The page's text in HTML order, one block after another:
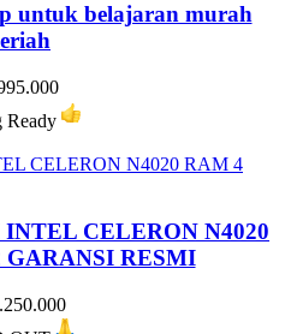
untuk belajaran murah
Ready
CELERON N4020
GARANSI RESMI